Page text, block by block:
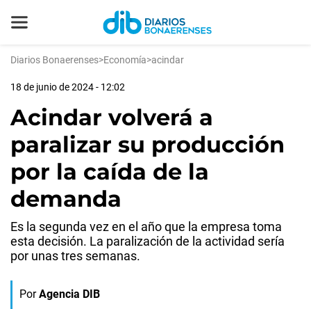
Diarios Bonaerenses>Economía>acindar
18 de junio de 2024 - 12:02
Acindar volverá a
paralizar su producción
por la caída de la
demanda
Es la segunda vez en el año que la empresa toma
esta decisión. La paralización de la actividad sería
por unas tres semanas.
Por Agencia DIB